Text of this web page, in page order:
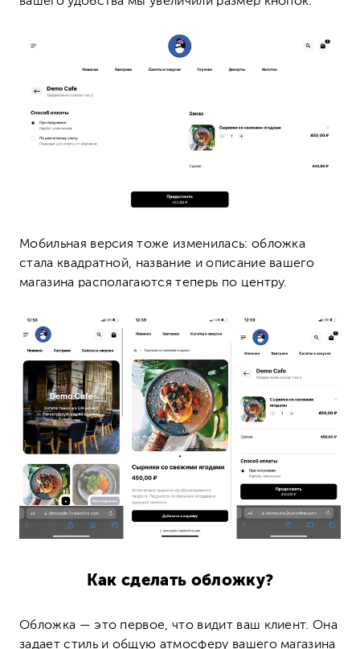
Мобильная версия тоже изменилась: обложка
стала квадратной, название и описание вашего
магазина располагаются теперь по центру.
Как сделать обложку?
Обложка — это первое, что видит ваш клиент. Она
задает стиль и общую атмосферу вашего магазина